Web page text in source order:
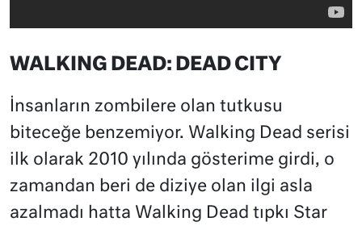
WALKING DEAD: DEAD CITY
İnsanların zombilere olan tutkusu
biteceğe benzemiyor. Walking Dead serisi
ilk olarak 2010 yılında gösterime girdi, o
zamandan beri de diziye olan ilgi asla
azalmadı hatta Walking Dead tıpkı Star